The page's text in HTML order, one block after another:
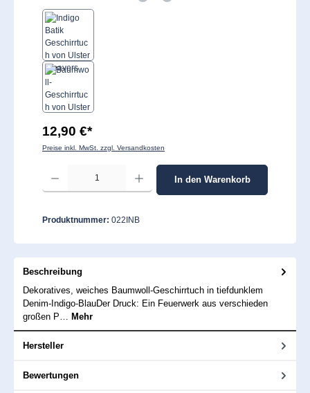
12,90 €*
Preise inkl. MwSt. zzgl. Versandkosten
Produkt Anzahl: Gib den gewünschten Wert ein oder benutze die Schaltflächen
In den Warenkorb
Produktnummer: 022INB
Beschreibung
Dekoratives, weiches Baumwoll-Geschirrtuch in tiefdunklem
Denim-Indigo-BlauDer Druck: Ein Feuerwerk aus verschieden
großen P… Mehr
Hersteller
Bewertungen